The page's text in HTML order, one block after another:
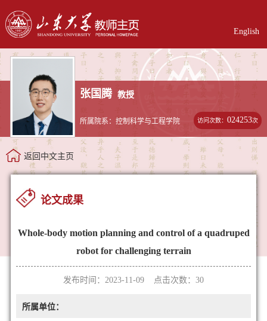
English
张国腾 教授
所属院系：控制科学与工程学院 访问次数：024253次
返回中文主页
论文成果
Whole-body motion planning and control of a quadruped
robot for challenging terrain
发布时间：2023-11-09 点击次数： 30
所属单位：